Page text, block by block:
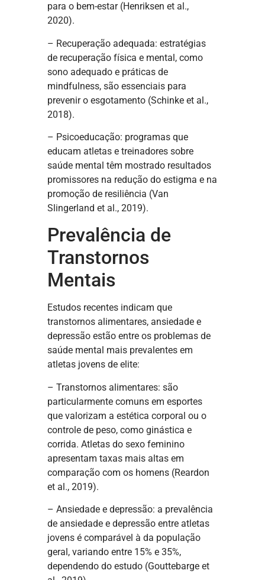
para o bem-estar (Henriksen et al.,
2020).
– Recuperação adequada: estratégias
de recuperação física e mental, como
sono adequado e práticas de
mindfulness, são essenciais para
prevenir o esgotamento (Schinke et al.,
2018).
– Psicoeducação: programas que
educam atletas e treinadores sobre
saúde mental têm mostrado resultados
promissores na redução do estigma e na
promoção de resiliência (Van
Slingerland et al., 2019).
Prevalência de
Transtornos
Mentais
Estudos recentes indicam que
transtornos alimentares, ansiedade e
depressão estão entre os problemas de
saúde mental mais prevalentes em
atletas jovens de elite:
– Transtornos alimentares: são
particularmente comuns em esportes
que valorizam a estética corporal ou o
controle de peso, como ginástica e
corrida. Atletas do sexo feminino
apresentam taxas mais altas em
comparação com os homens (Reardon
et al., 2019).
– Ansiedade e depressão: a prevalência
de ansiedade e depressão entre atletas
jovens é comparável à da população
geral, variando entre 15% e 35%,
dependendo do estudo (Gouttebarge et